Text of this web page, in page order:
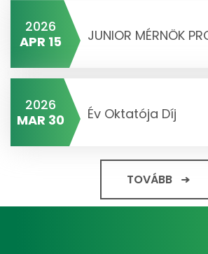
2026
APR 15
JUNIOR MÉRNÖK
2026
MAR 30
Év Oktatója Díj
TOVÁBB